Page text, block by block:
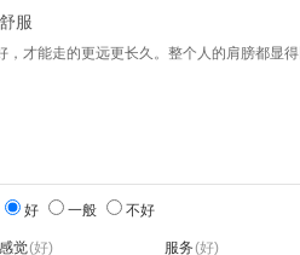
服
，才能走的更远更长久。整个人的肩膀都显
好 一般 不好
感觉(好) 服务(好)